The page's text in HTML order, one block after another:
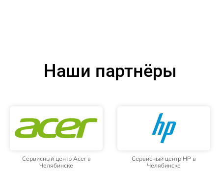
Наши партнёры
Сервисный центр Acer в
Челябинске
Сервисный центр HP в
Челябинске